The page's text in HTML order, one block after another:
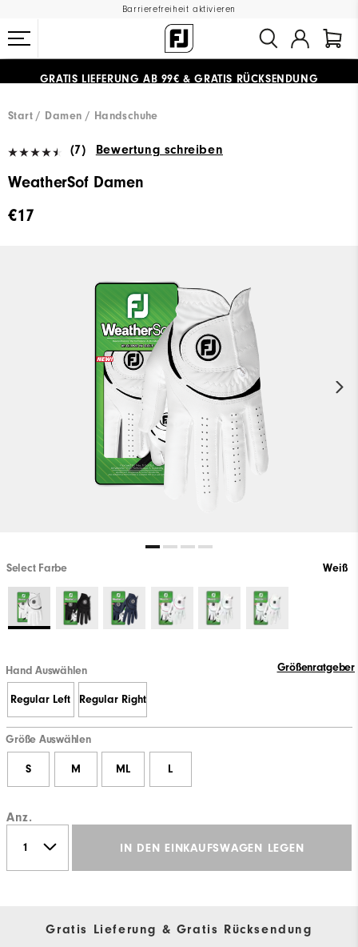
Barrierefreiheit aktivieren
GRATIS RÜCKSENDUNG
Start Damen Handschuhe
(7) Bewertung schreiben
WeatherSof Damen
€17
Select Farbe Weiß
Hand Auswählen Größenratgeber
Regular Left Regular Right
Größe Auswählen
S M ML L
Anz.
IN DEN EINKAUFSWAGEN LEGEN
Gratis Lieferung & Gratis Rücksendung